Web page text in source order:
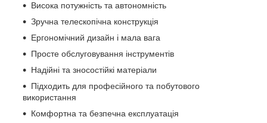
Висока потужність та автономність
Зручна телескопічна конструкція
Ергономічний дизайн і мала вага
Просте обслуговування інструментів
Надійні та зносостійкі матеріали
Підходить для професійного та побутового
використання
Комфортна та безпечна експлуатація